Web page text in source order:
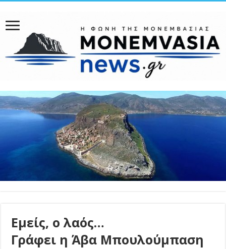
Εμείς, ο λαός…
Γράφει η Άβα Μπουλούμπαση